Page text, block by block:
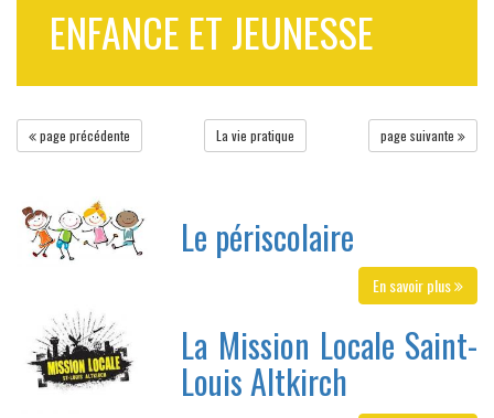
ENFANCE ET JEUNESSE
page précédente La vie pratique page suivante
Le périscolaire
En savoir plus
La Mission Locale Saint-
Louis Altkirch